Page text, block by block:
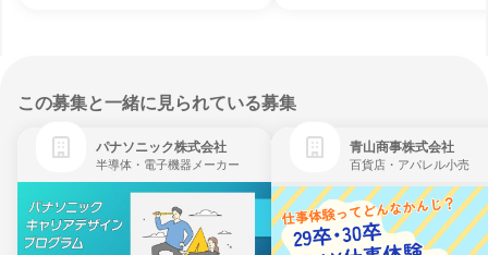
この募集と一緒に見られている募集
パナソニック株式会社
半導体・電子機器メーカー
青山商事株式会社
百貨店・アパレル小売